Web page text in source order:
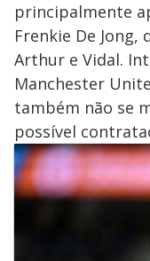
principalmente
Frenkie De
Arthur e Vidal.
Manchester
também não se
possível